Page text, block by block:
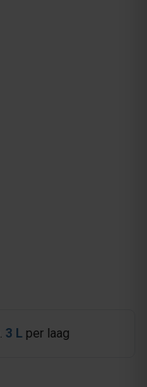
3 L per laag